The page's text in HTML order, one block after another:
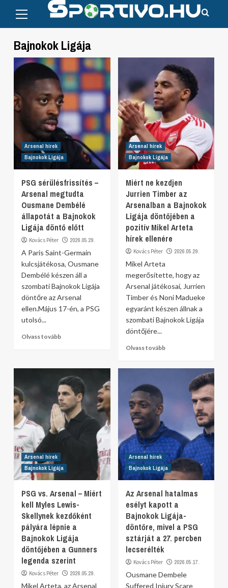
content
Menu
Bajnokok Ligája
Arsenal hírek
Bajnokok Ligája
PSG sérülésfrissítés –
Arsenal megtudta
Ousmane Dembélé
állapotát a Bajnokok
Ligája döntő előtt
Kovács Péter 2026.05.29.
A Paris Saint-Germain
kulcsjátékosa, Ousmane
Dembélé készen áll a
szombati Bajnokok Ligája
döntőre az Arsenal
ellen.Május 17-én, a PSG
utolsó...
Olvass tovább
Arsenal hírek
Bajnokok Ligája
Miért ne kezdjen
Jurrien Timber az
Arsenalban a Bajnokok
Ligája döntőjében a
pozitív Mikel Arteta
hírek ellenére
Kovács Péter 2026.05.29.
Mikel Arteta
megerősítette, hogy az
Arsenal játékosai, Jurrien
Timber és Noni Madueke
egyaránt készen állnak a
szombati Bajnokok Ligája
döntőjére...
Olvass tovább
Arsenal hírek
Bajnokok Ligája
PSG vs. Arsenal – Miért
kell Myles Lewis-
Skellynek kezdőként
pályára lépnie a
Bajnokok Ligája
döntőjében a Gunners
legenda szerint
Kovács Péter 2026.05.29.
Mikel Arteta, az Arsenal
Arsenal hírek
Bajnokok Ligája
Az Arsenal hatalmas
esélyt kapott a
Bajnokok Ligája-
döntőre, mivel a PSG
sztárját a 27. percben
lecserélték
Kovács Péter 2026.05.17.
Ousmane Dembele
Suffered Injury Scare